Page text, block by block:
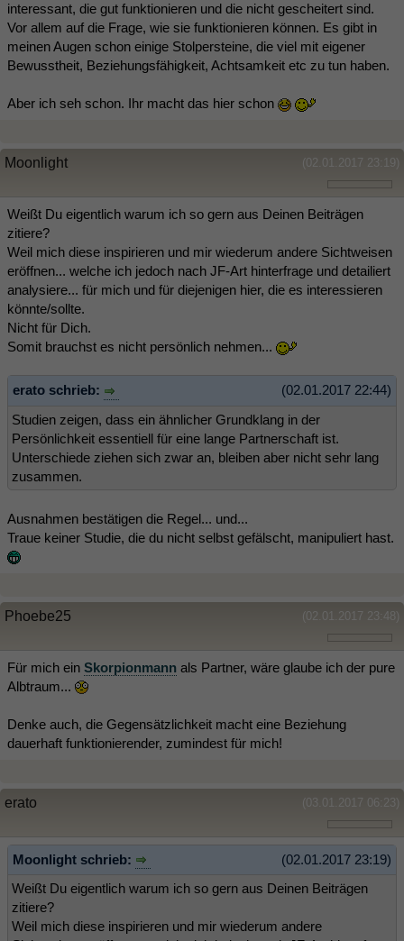
interessant, die gut funktionieren und die nicht gescheitert sind.
Vor allem auf die Frage, wie sie funktionieren können. Es gibt in
meinen Augen schon einige Stolpersteine, die viel mit eigener
Bewusstheit, Beziehungsfähigkeit, Achtsamkeit etc zu tun haben.
Aber ich seh schon. Ihr macht das hier schon
(02.01.2017 23:19)
Moonlight
Weißt Du eigentlich warum ich so gern aus Deinen Beiträgen
zitiere?
Weil mich diese inspirieren und mir wiederum andere Sichtweisen
eröffnen... welche ich jedoch nach JF-Art hinterfrage und detailiert
analysiere... für mich und für diejenigen hier, die es interessieren
könnte/sollte.
Nicht für Dich.
Somit brauchst es nicht persönlich nehmen...
(02.01.2017 22:44)
erato schrieb:
Studien zeigen, dass ein ähnlicher Grundklang in der
Persönlichkeit essentiell für eine lange Partnerschaft ist.
Unterschiede ziehen sich zwar an, bleiben aber nicht sehr lang
zusammen.
Ausnahmen bestätigen die Regel... und...
Traue keiner Studie, die du nicht selbst gefälscht, manipuliert hast.
(02.01.2017 23:48)
Phoebe25
Für mich ein Skorpionmann als Partner, wäre glaube ich der pure
Albtraum...
Denke auch, die Gegensätzlichkeit macht eine Beziehung
dauerhaft funktionierender, zumindest für mich!
(03.01.2017 06:23)
erato
(02.01.2017 23:19)
Moonlight schrieb:
Weißt Du eigentlich warum ich so gern aus Deinen Beiträgen
zitiere?
Weil mich diese inspirieren und mir wiederum andere